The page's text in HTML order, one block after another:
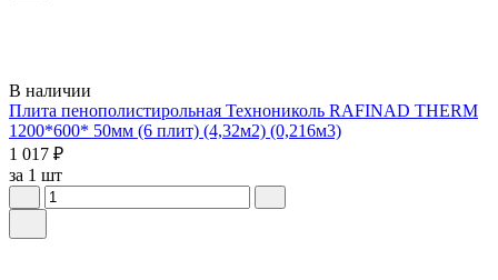
В наличии
Плита пенополистирольная Технониколь RAFINAD THERM
1200*600* 50мм (6 плит) (4,32м2) (0,216м3)
1 017 ₽
за 1 шт